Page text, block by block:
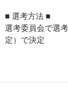
■ 選考方法 ■
選考委員会で選
定）で決定